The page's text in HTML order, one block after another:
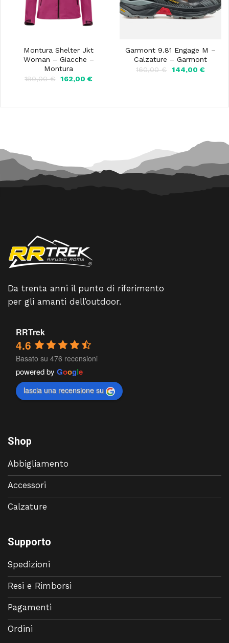
Montura Shelter Jkt
Woman – Giacche –
Montura
180,00€
Il
180,00 €.
162,00 €Il
162,00 €.
Garmont 9.81 Engage M –
Calzature – Garmont
160,00€
Il
144,00 €Il
Da trenta anni il punto di riferimento
per gli amanti dell’outdoor.
RRTrek
4.6
Basato su 476 recensioni
powered by Google
lascia una recensione su
Shop
Abbigliamento
Accessori
Calzature
Supporto
Spedizioni
Resi e Rimborsi
Pagamenti
Ordini